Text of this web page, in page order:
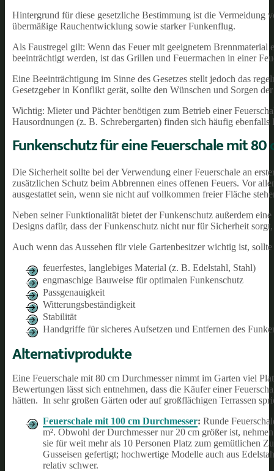
Hintergrund für diese gesetzliche Bestimmung ist die Vermeidung
übermäßige Rauchentwicklung sowie starker Funkenflug.
Als Faustregel gilt: Wenn das Feuer mit geeignetem
beeinträchtigt werden, ist das Grillen und Feuermachen in einer
Eine Beeinträchtigung im Sinne des Gesetzes stellt jedoch das
Gesetzgeber in Konflikt gerät, sollte den Wünschen und Sorgen
Wichtig: Mieter und Pächter benötigen zum Betrieb einer
Hausordnungen (z. B. Schrebergarten) finden sich häufig
Funkenschutz für eine Feuerschale mit 80
Die Sicherheit sollte bei der Verwendung einer Feuerschale an
zusätzlichen Schutz beim Abbrennen eines offenen Feuers. Vor
ausgestattet sein, wenn sie nicht auf vollkommen freier Fläche
Neben seiner Funktionalität bietet der Funkenschutz außerdem
Designs dafür, dass der Funkenschutz nicht nur für Sicherheit
Auch wenn das Aussehen für viele Gartenbesitzer wichtig ist,
feuerfestes, langlebiges Material (z. B. Edelstahl, Stahl)
engmaschige Bauweise für optimalen Funkenschutz
Passgenauigkeit
Witterungsbeständigkeit
Stabilität
Handgriffe für sicheres Aufsetzen und Entfernen des
Alternativprodukte
Eine Feuerschale mit 80 cm Durchmesser nimmt im Garten viel
Bewertungen lässt sich entnehmen, dass die Käufer einer
hätten. In sehr großen Gärten oder auf großflächigen Terrassen
Feuerschale mit 100 cm Durchmesser: Runde
m². Obwohl der Durchmesser nur 20 cm größer ist,
sie für weit mehr als 10 Personen Platz zum gemütlichen
Gusseisen gefertigt; hochwertige Modelle auch aus
relativ schwer.